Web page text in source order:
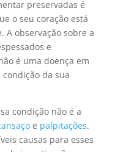
preservadas é
o seu coração está
A observação sobre a
e
é uma doença em
da sua
condição não é a
e palpitações.
causas para esses